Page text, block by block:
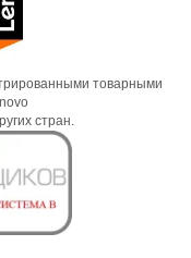
товарными
стран.